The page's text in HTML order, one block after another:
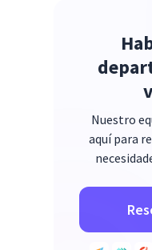
Nuestro
aquí para